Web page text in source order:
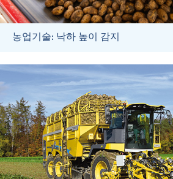
농업기술: 낙하 높이 감지